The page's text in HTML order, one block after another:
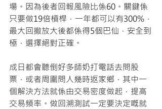
場。因為後者回報風險比係60。關鍵係
只要做19倍槓桿，一年都可以有300%，
最大回撤放大後都係得5個巴仙，安全到
極，選擇絕對正確。
成日都會聽倒好多師奶打電話去問股
票，或者周圍問人幾時返家鄉，其中一
個解決方法就係由交易密度做起，提高
交易頻率。做回溯測試一定要決定嘅就